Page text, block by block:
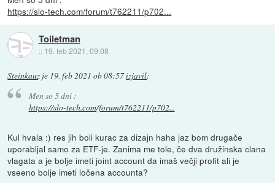
https://slo-tech.com/forum/t762211/p702...
Toiletman
:: 19. feb 2021, 09:08
Steinkauz je 19. feb 2021 ob 08:57izjavil:
Men so 5 dni :
https://slo-tech.com/forum/t762211/p702...
Kul hvala :) res jih boli kurac za dizajn haha jaz bom drugače
uporabljal samo za ETF-je. Zanima me tole, če dva družinska clana
vlagata a je bolje imeti joint account da imaš večji profit ali je
vseeno bolje imeti ločena accounta?